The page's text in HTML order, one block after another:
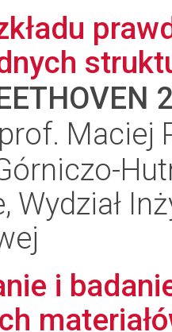
Maciej
Wydział
i